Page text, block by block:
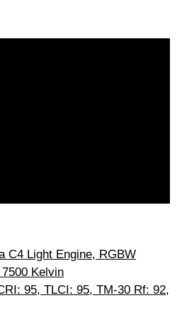
C4 Light Engine, RGBW
Kelvin
95, TLCI: 95, TM-30 Rf: 92,